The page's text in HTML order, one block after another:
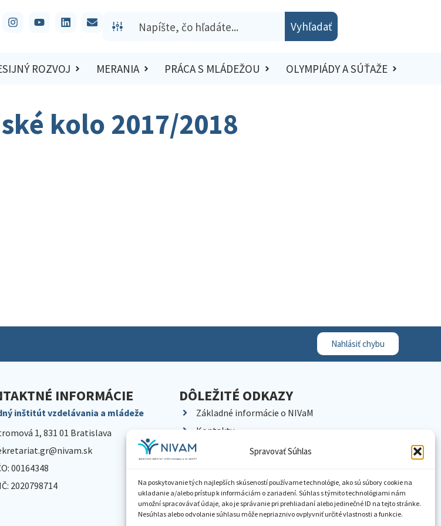
Spravovať Súhlas
Na poskytovanie tých najlepších skúseností používame technológie, ako sú súbory cookie na
ukladanie a/alebo prístup k informáciám o zariadení. Súhlas s týmito technológiami nám
umožní spracovávať údaje, ako je správanie pri prehliadaní alebo jedinečné ID na tejto stránke.
Nesúhlas alebo odvolanie súhlasu môže nepriaznivo ovplyvniť určité vlastnosti a funkcie.
Vyhľadať
ROZVOJ MERANIA PRÁCA S MLÁDEŽOU OLYMPIÁDY A SÚŤAŽE
kolo 2017/2018
Nahlásiť chybu
INFORMÁCIE
inštitút vzdelávania a mládeže
1, 831 01 Bratislava
00164348
2020798714
DÔLEŽITÉ ODKAZY
Základné informácie o NIVaM
Kontakty
Kariéra
Pracoviská NIVaM
Dokumenty inštitúcie
Knižnica